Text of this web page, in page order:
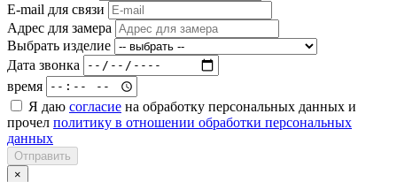
E-mail для связи
Адрес для замера
Выбрать изделие
Дата звонка
время
Я даю согласие на обработку персональных данных и
прочел политику в отношении обработки персональных
данных
Отправить
×